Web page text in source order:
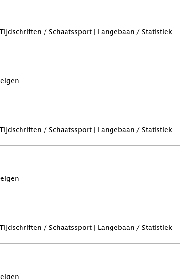
/ Schaatssport | Langebaan / Statistiek
/ Schaatssport | Langebaan / Statistiek
/ Schaatssport | Langebaan / Statistiek